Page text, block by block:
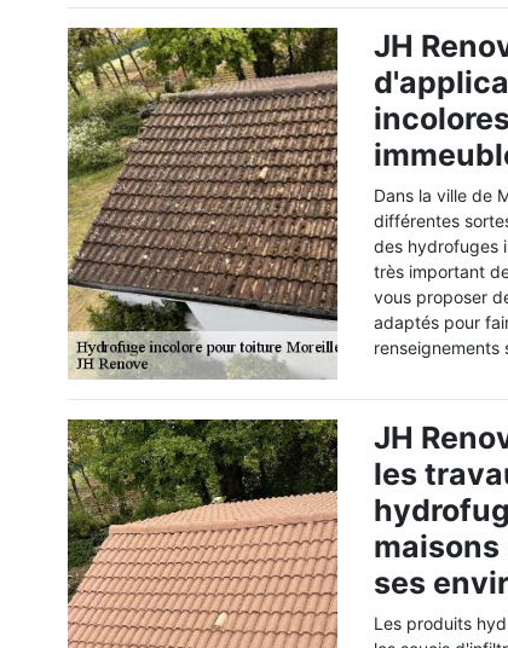
JH
Dans la ville de
différentes
des hydrofuges
très important
vous proposer
adaptés pour
renseignements
JH
les
ses
Les produits